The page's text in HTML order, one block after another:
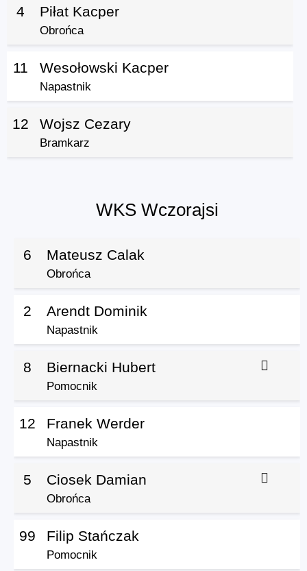
4 Piłat Kacper
Obrońca
11 Wesołowski Kacper
Napastnik
12 Wojsz Cezary
Bramkarz
WKS Wczorajsi
6 Mateusz Calak
Obrońca
2 Arendt Dominik
Napastnik
8 Biernacki Hubert
Pomocnik
12 Franek Werder
Napastnik
5 Ciosek Damian
Obrońca
99 Filip Stańczak
Pomocnik